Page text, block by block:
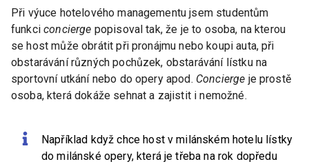
Při výuce hotelového managementu jsem studentům
funkciconcierge popisoval tak, že je to osoba, na kterou
se host může obrátit při pronájmu nebo koupi auta, při
obstarávání různých pochůzek, obstarávání lístku na
sportovní utkání nebo do opery apod. Concierge je prostě
osoba, která dokáže sehnat a zajistit i nemožné.
Například když chce host v milánském hotelu lístky
do milánské opery, která je třeba na rok dopředu